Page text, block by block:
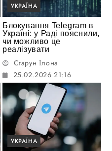
УКРАЇНА
Блокування Telegram в
Україні: у Раді пояснили,
чи можливо це
реалізувати
Старун Ілона
25.02.2026 21:16
УКРАЇНА